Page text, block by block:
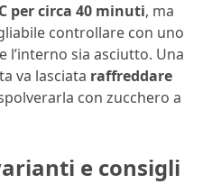
per circa 40 minuti, ma
controllare con uno
l’interno sia asciutto. Una
va lasciata raffreddare
con zucchero a
e consigli